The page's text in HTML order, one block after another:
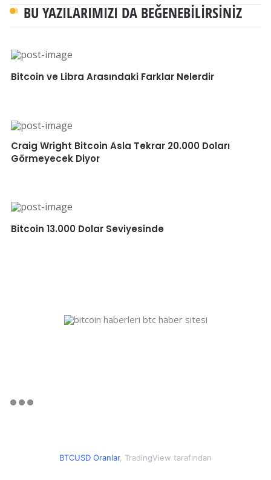
BU YAZILARIMIZI DA BEĞENEBILIRSINIZ
Bitcoin ve Libra Arasındaki Farklar Nelerdir
Craig Wright Bitcoin Asla Tekrar 20.000 Doları
Görmeyecek Diyor
Bitcoin 13.000 Dolar Seviyesinde
BTCUSD Oranlar, TradingView tarafından